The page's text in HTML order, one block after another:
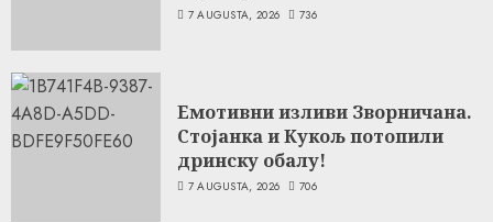
7 AUGUSTA, 2026 736
Емотивни изливи Зворничана.
Стојанка и Кукољ потопили
дринску обалу!
7 AUGUSTA, 2026 706